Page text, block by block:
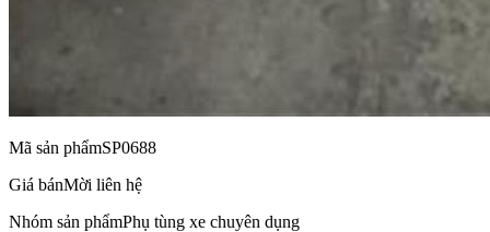
Mã sản phẩmSP0688
Giá bánMời liên hệ
Nhóm sản phẩmPhụ tùng xe chuyên dụng